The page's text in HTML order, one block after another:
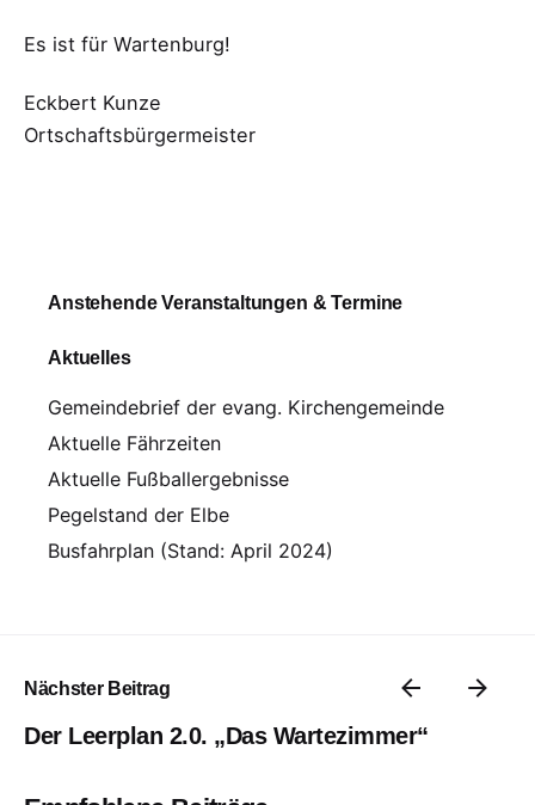
Es ist für Wartenburg!
Eckbert Kunze
Ortschaftsbürgermeister
Anstehende Veranstaltungen & Termine
Aktuelles
Gemeindebrief der evang. Kirchengemeinde
Aktuelle Fährzeiten
Aktuelle Fußballergebnisse
Pegelstand der Elbe
Busfahrplan (Stand: April 2024)
Nächster Beitrag
Der Leerplan 2.0. „Das Wartezimmer“